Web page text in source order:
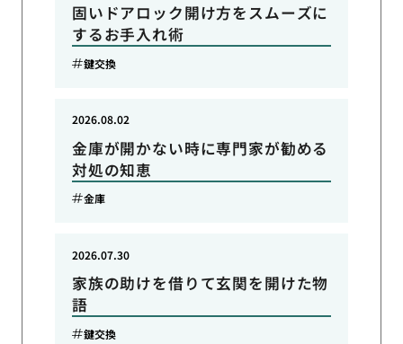
固いドアロック開け方をスムーズに
するお手入れ術
鍵交換
金庫が開かない時に専門家が勧める
対処の知恵
2026.08.02
金庫
家族の助けを借りて玄関を開けた物
語
2026.07.30
鍵交換